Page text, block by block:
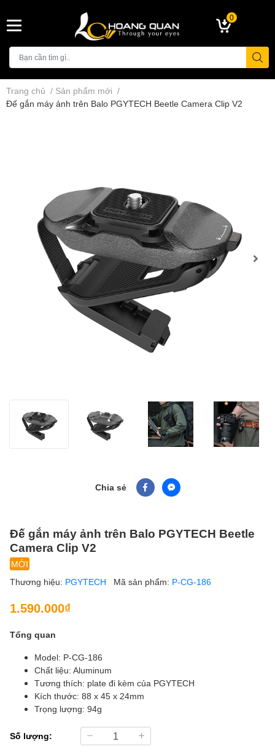
0
Trang chủ / Sản phẩm mới /
Đế gắn máy ảnh trên Balo PGYTECH Beetle Camera Clip V2
Chia sẻ
Đế gắn máy ảnh trên Balo PGYTECH Beetle
Camera Clip V2
MỚI
Thương hiệu: PGYTECH Mã sản phẩm: P-CG-186
1.590.000₫
Tổng quan
Model: P-CG-186
Chất liệu: Aluminum
Tương thích: plate đi kèm của PGYTECH
Kích thước: 88 x 45 x 24mm
Trọng lượng: 94g
Số lượng: